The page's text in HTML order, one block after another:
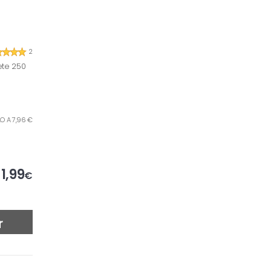
2
250
A 7,96 €
1,99€